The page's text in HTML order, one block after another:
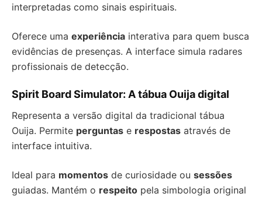
interpretadas como sinais espirituais.
Oferece uma experiência interativa para quem busca
evidências de presenças. A interface simula radares
profissionais de detecção.
Spirit Board Simulator: A tábua Ouija digital
Representa a versão digital da tradicional tábua
Ouija. Permite perguntas e respostas através de
interface intuitiva.
Ideal para momentos de curiosidade ou sessões
guiadas. Mantém o respeito pela simbologia original